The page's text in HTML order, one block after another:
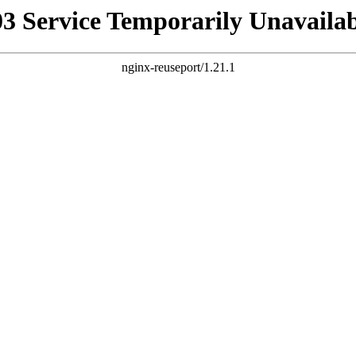
Service Temporarily
nginx-reuseport/1.21.1